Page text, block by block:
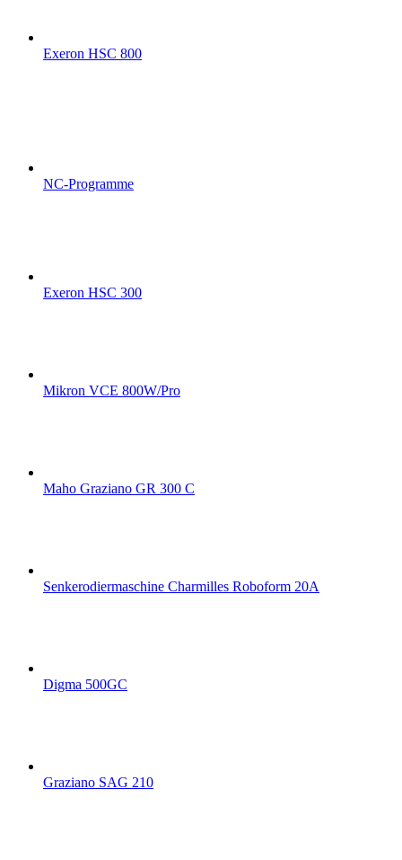
Exeron HSC 800
NC-Programme
Exeron HSC 300
Mikron VCE 800W/Pro
Maho Graziano GR 300 C
Senkerodiermaschine Charmilles Roboform 20A
Digma 500GC
Graziano SAG 210